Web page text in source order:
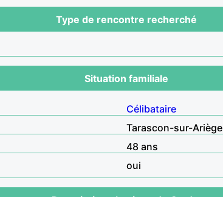
Type de rencontre recherché
Situation familiale
Célibataire
Tarascon-sur-Ariège
48 ans
oui